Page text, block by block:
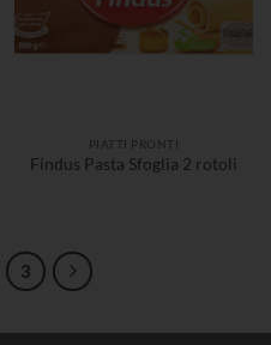
PIATTI PRONTI
Findus Pasta Sfoglia 2 rotoli
3